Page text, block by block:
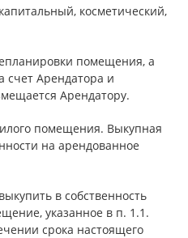
косметический,
помещения, а
счет Арендатора и
Арендатору.
помещения. Выкупная
на арендованное
в собственность
указанное в п. 1.1.
срока настоящего